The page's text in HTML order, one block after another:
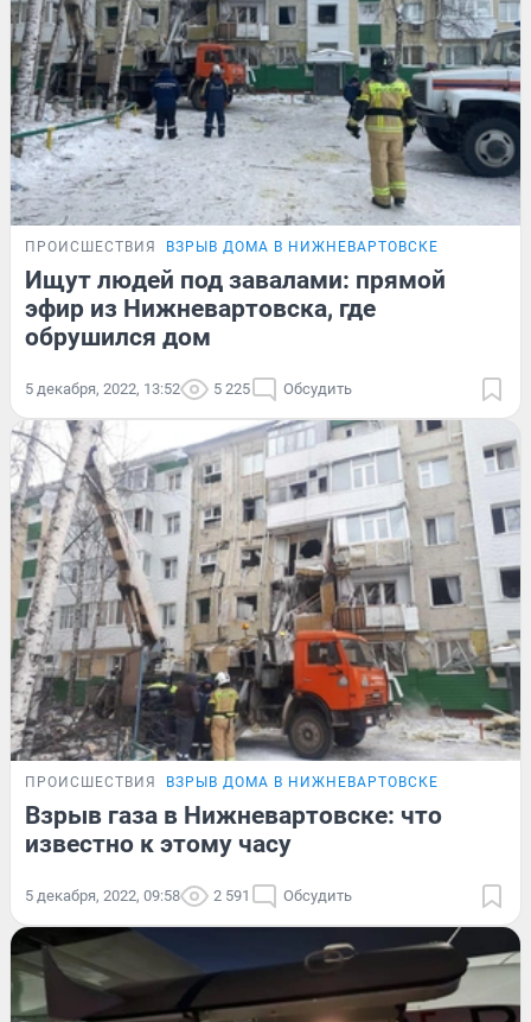
ПРОИСШЕСТВИЯ ВЗРЫВ ДОМА В НИЖНЕВАРТОВСКЕ
Ищут людей под завалами: прямой
эфир из Нижневартовска, где
обрушился дом
5 декабря, 2022, 13:52 5 225 Обсудить
ПРОИСШЕСТВИЯ ВЗРЫВ ДОМА В НИЖНЕВАРТОВСКЕ
Взрыв газа в Нижневартовске: что
известно к этому часу
5 декабря, 2022, 09:58 2 591 Обсудить